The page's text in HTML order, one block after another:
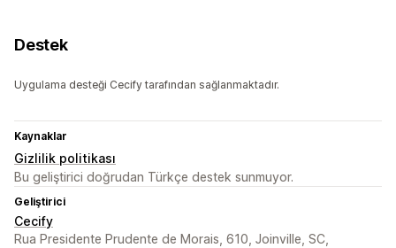
Destek
Uygulama desteği Cecify tarafından sağlanmaktadır.
Kaynaklar
Gizlilik politikası
Bu geliştirici doğrudan Türkçe destek sunmuyor.
Geliştirici
Cecify
Rua Presidente Prudente de Morais, 610, Joinville, SC,